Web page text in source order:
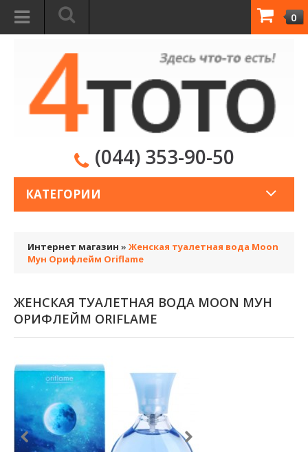
0
(044) 353-90-50
КАТЕГОРИИ
Интернет магазин » Женская туалетная вода Moon
Мун Орифлейм Oriflame
ЖЕНСКАЯ ТУАЛЕТНАЯ ВОДА MOON МУН
ОРИФЛЕЙМ ORIFLAME